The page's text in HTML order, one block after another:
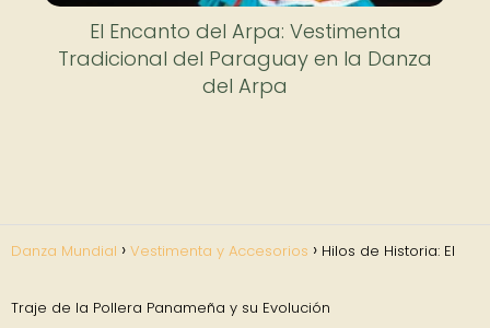
El Encanto del Arpa: Vestimenta
Tradicional del Paraguay en la Danza
del Arpa
Danza Mundial Vestimenta y Accesorios Hilos de Historia: El
Traje de la Pollera Panameña y su Evolución